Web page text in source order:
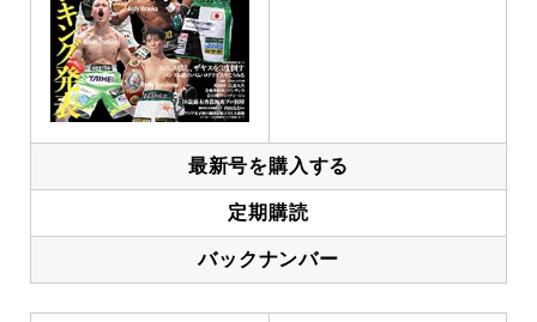
最新号を購入する
定期購読
バックナンバー